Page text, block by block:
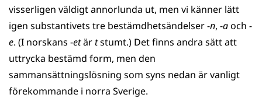
visserligen väldigt annorlunda ut, men vi känner lätt
igen substantivets tre bestämdhetsändelser -n, -aoch -
e. (I norskans -etärtstumt.) Det finns andra sätt att
uttrycka bestämd form, men den
sammansättningslösning som syns nedan är vanligt
förekommande i norra Sverige.